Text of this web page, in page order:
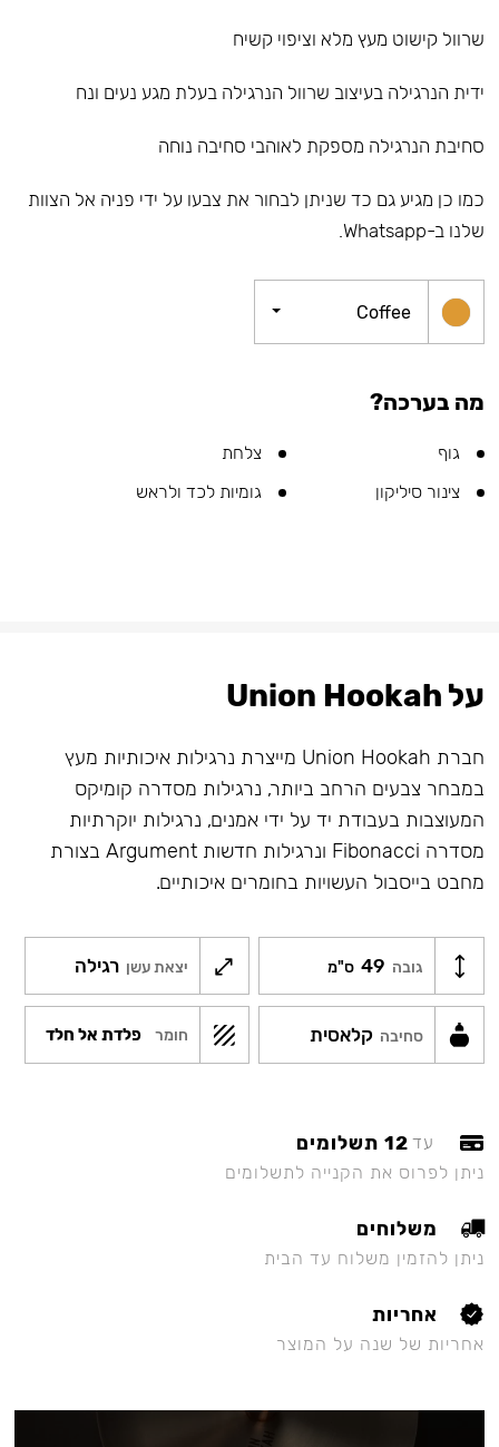
שרוול קישוט מעץ מלא וציפוי קשיח
ידית הנרגילה בעיצוב שרוול הנרגילה בעלת מגע נעים ונח
סחיבת הנרגילה מספקת לאוהבי סחיבה נוחה
כמו כן מגיע גם כד שניתן לבחור את צבעו על ידי פניה אל הצוות
שלנו ב-Whatsapp.
Coffee
מה בערכה?
גוף
צלחת
צינור סיליקון
גומיות לכד ולראש
על Union Hookah
חברת Union Hookah מייצרת נרגילות איכותיות מעץ
במבחר צבעים הרחב ביותר, נרגילות מסדרה קומיקס
המעוצבות בעבודת יד על ידי אמנים, נרגילות יוקרתיות
מסדרה Fibonacci ונרגילות חדשות Argument בצורת
מחבט בייסבול העשויות בחומרים איכותיים.
גובה 49 ס"מ יצאת עשן רגילה
סחיבה קלאסית חומר פלדת אל חלד
עד 12 תשלומים
ניתן לפרוס את הקנייה לתשלומים
משלוחים
ניתן להזמין משלוח עד הבית
אחריות
אחריות של שנה על המוצר